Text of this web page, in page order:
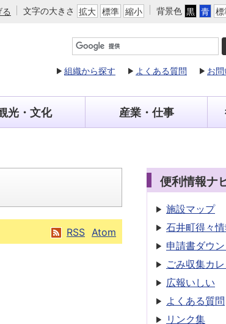
る 文字の大きさ 拡大 標準 縮小 背景色 黒 青 標
組織から探す よくある質問 お
光・文化 産業・仕事
RSS Atom
便利情報ナ
施設マップ
石井町得々情
申請書ダウ
ごみ収集カ
広報いしい
よくある質問
リンク集